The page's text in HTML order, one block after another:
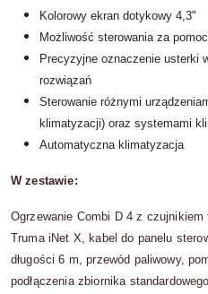
Kolorowy ekran dotykowy 4,3"
Możliwość sterowania za
Precyzyjne oznaczenie usterki
rozwiązań
Sterowanie różnymi
klimatyzacji) oraz systemami
Automatyczna klimatyzacja
W zestawie:
Ogrzewanie Combi D 4 z czujnikiem
Truma iNet X, kabel do panelu
długości 6 m, przewód paliwowy,
podłączenia zbiornika